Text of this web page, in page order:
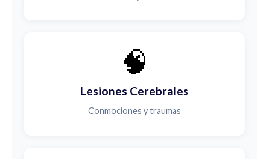
🧠
Lesiones Cerebrales
Conmociones y traumas